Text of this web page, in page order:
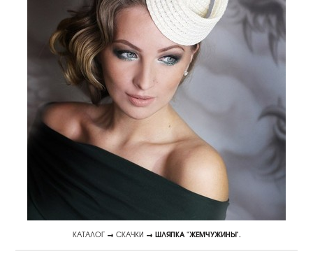
КАТАЛОГ→ СКАЧКИ → ШЛЯПКА "ЖЕМЧУЖИНЫ".